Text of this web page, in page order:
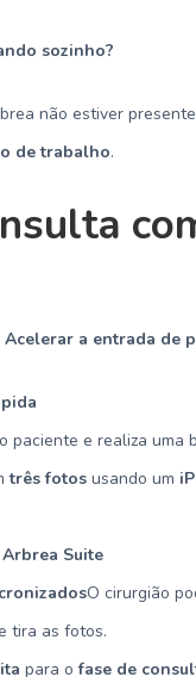
sozinho?
não estiver
de trabalho.
Acelerar a entrada de
paciente e realiza uma
três fotos usando um
Suite
O cirurgião
tira as fotos.
para ofase de